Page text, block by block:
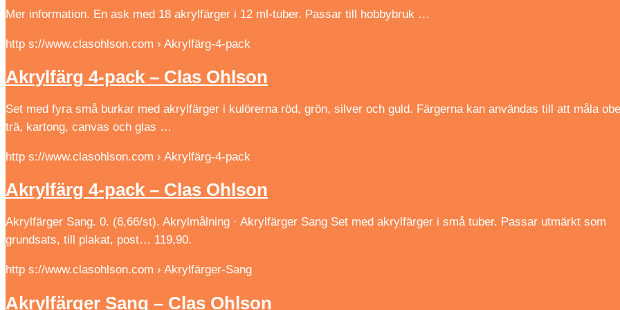
Mer information. En ask med 18 akrylfärger i 12 ml-tuber. Passar till hobbybruk …
http s://www.clasohlson.com › Akrylfärg-4-pack
Akrylfärg 4-pack – Clas Ohlson
Set med fyra små burkar med akrylfärger i kulörerna röd, grön, silver och guld. Färgerna kan användas till att måla
trä, kartong, canvas och glas …
http s://www.clasohlson.com › Akrylfärg-4-pack
Akrylfärg 4-pack – Clas Ohlson
Akrylfärger Sang. 0. (6,66/st). Akrylmålning · Akrylfärger Sang Set med akrylfärger i små tuber. Passar utmärkt som
grundsats, till plakat, post… 119,90.
http s://www.clasohlson.com › Akrylfärger-Sang
Akrylfärger Sang – Clas Ohlson